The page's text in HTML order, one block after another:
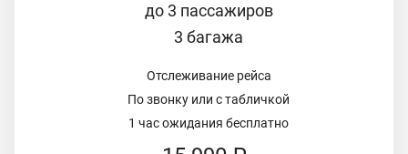
до 3 пассажиров
3 багажа
Отслеживание рейса
По звонку или с табличкой
1 час ожидания бесплатно